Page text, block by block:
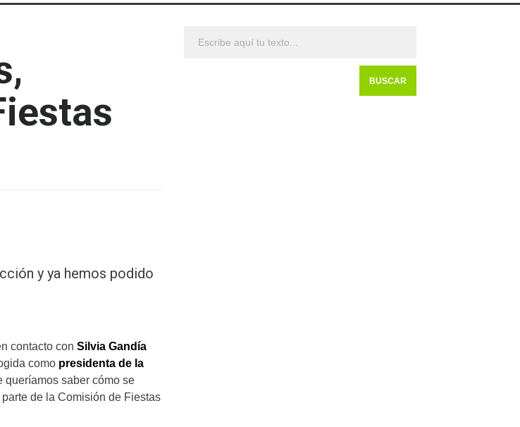
y ya hemos podido
contacto con Silvia Gandía
como presidenta de la
queríamos saber cómo se
de la Comisión de Fiestas